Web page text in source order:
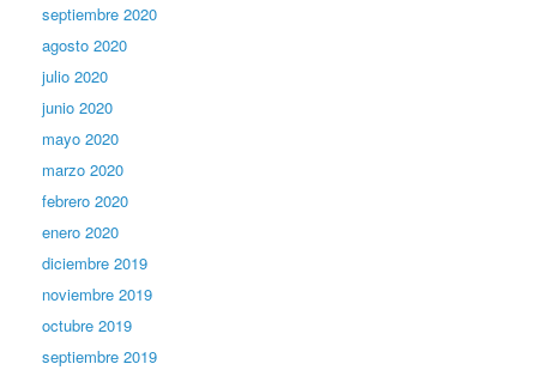
septiembre 2020
agosto 2020
julio 2020
junio 2020
mayo 2020
marzo 2020
febrero 2020
enero 2020
diciembre 2019
noviembre 2019
octubre 2019
septiembre 2019